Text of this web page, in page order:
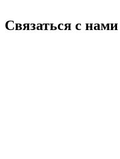
Связаться с нами